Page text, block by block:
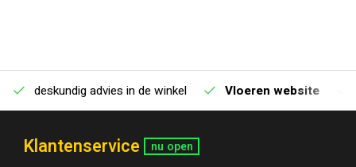
deskundig advies in de winkel Vloeren website
Klantenservice nu open